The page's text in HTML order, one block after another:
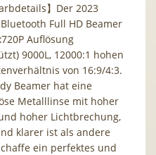
】Der 2023
Full HD Beamer
Auflösung
9000L, 12000:1 hohen
von 16:9/4:3.
Beamer hat eine
Metalllinse mit hoher
hoher Lichtbrechung,
klarer ist als andere
ein perfektes und